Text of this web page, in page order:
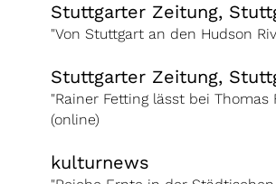
Stuttgarter Zeitung,
"Von Stuttgart an den Hudson
Stuttgarter Zeitung,
"Rainer Fetting lässt bei Thomas
(online)
kulturnews